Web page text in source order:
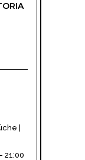
|
21:00